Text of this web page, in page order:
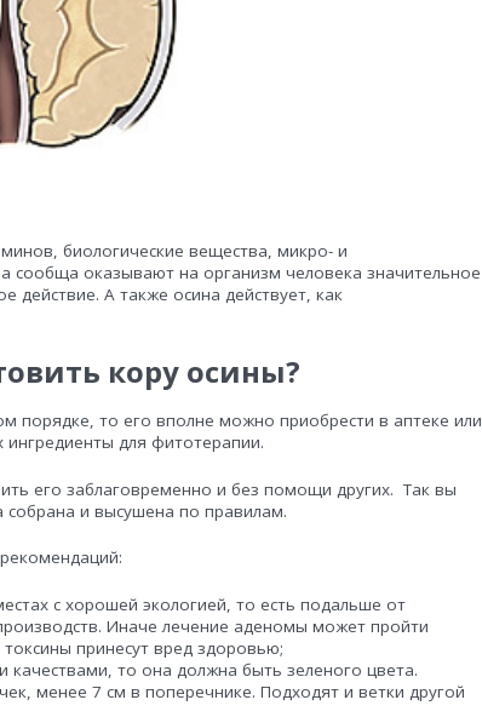
биологические вещества, микро- и
сообща оказывают на организм человека значительное
действие. А также осина действует, как
кору осины?
порядке, то его вполне можно приобрести в аптеке или
ингредиенты для фитотерапии.
его заблаговременно и без помощи других. Так вы
и высушена по правилам.
с хорошей экологией, то есть подальше от
Иначе лечение аденомы может пройти
принесут вред здоровью;
то она должна быть зеленого цвета.
менее 7 см в поперечнике. Подходят и ветки другой